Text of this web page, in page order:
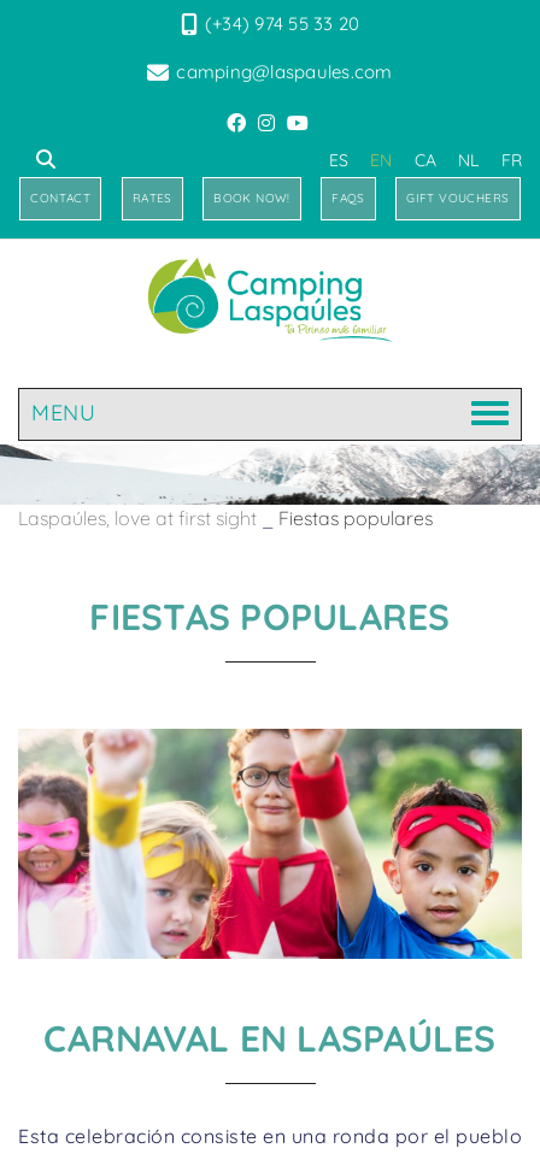
(+34) 974 55 33 20
camping@laspaules.com
ES EN CA NL FR
CONTACT RATES BOOK NOW! FAQS GIFT VOUCHERS
MENU
Laspaúles, love at first sight Fiestas populares
FIESTAS POPULARES
CARNAVAL EN LASPAÚLES
Esta celebración consiste en una ronda por el pueblo